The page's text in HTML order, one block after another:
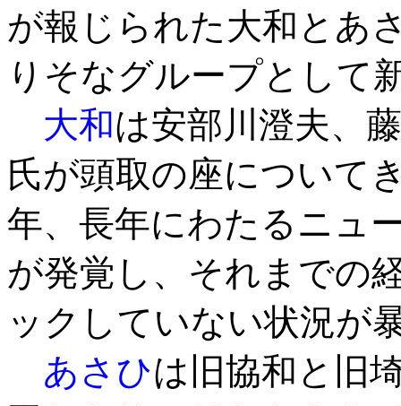
が報じられた大和とあ
りそなグループとして
大和は安部川澄夫、
氏が頭取の座について
年、長年にわたるニュ
が発覚し、それまでの
ックしていない状況が
あさひは旧協和と旧